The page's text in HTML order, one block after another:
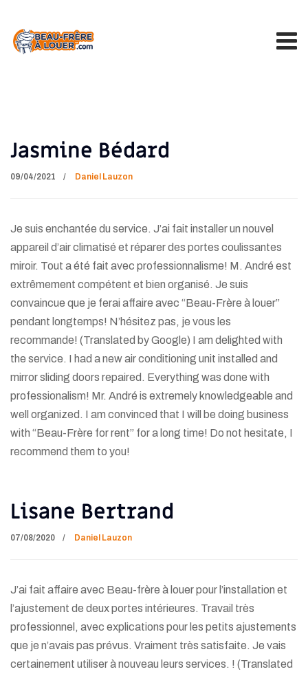
Jasmine Bédard
09/04/2021 Daniel Lauzon
Je suis enchantée du service. J’ai fait installer un nouvel
appareil d’air climatisé et réparer des portes coulissantes
miroir. Tout a été fait avec professionnalisme! M. André est
extrêmement compétent et bien organisé. Je suis
convaincue que je ferai affaire avec “Beau-Frère à louer”
pendant longtemps! N’hésitez pas, je vous les
recommande! (Translated by Google) I am delighted with
the service. I had a new air conditioning unit installed and
mirror sliding doors repaired. Everything was done with
professionalism! Mr. André is extremely knowledgeable and
well organized. I am convinced that I will be doing business
with “Beau-Frère for rent” for a long time! Do not hesitate, I
recommend them to you!
Lisane Bertrand
07/08/2020 Daniel Lauzon
J’ai fait affaire avec Beau-frère à louer pour l’installation et
l’ajustement de deux portes intérieures. Travail très
professionnel, avec explications pour les petits ajustements
que je n’avais pas prévus. Vraiment très satisfaite. Je vais
certainement utiliser à nouveau leurs services. ! (Translated